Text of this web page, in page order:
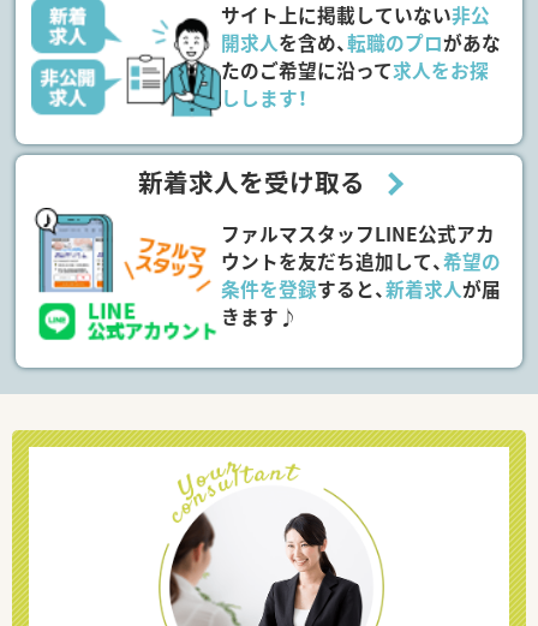
サイト上に掲載していない非公
開求人を含め、転職のプロがあな
たのご希望に沿って求人をお探
しします！
新着求人を受け取る
ファルマスタッフLINE公式アカ
ウントを友だち追加して、希望の
条件を登録すると、新着求人が届
きます♪